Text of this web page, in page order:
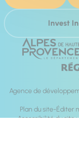
Invest
Agence de
Plan du site Éditer
Accessibilité du site